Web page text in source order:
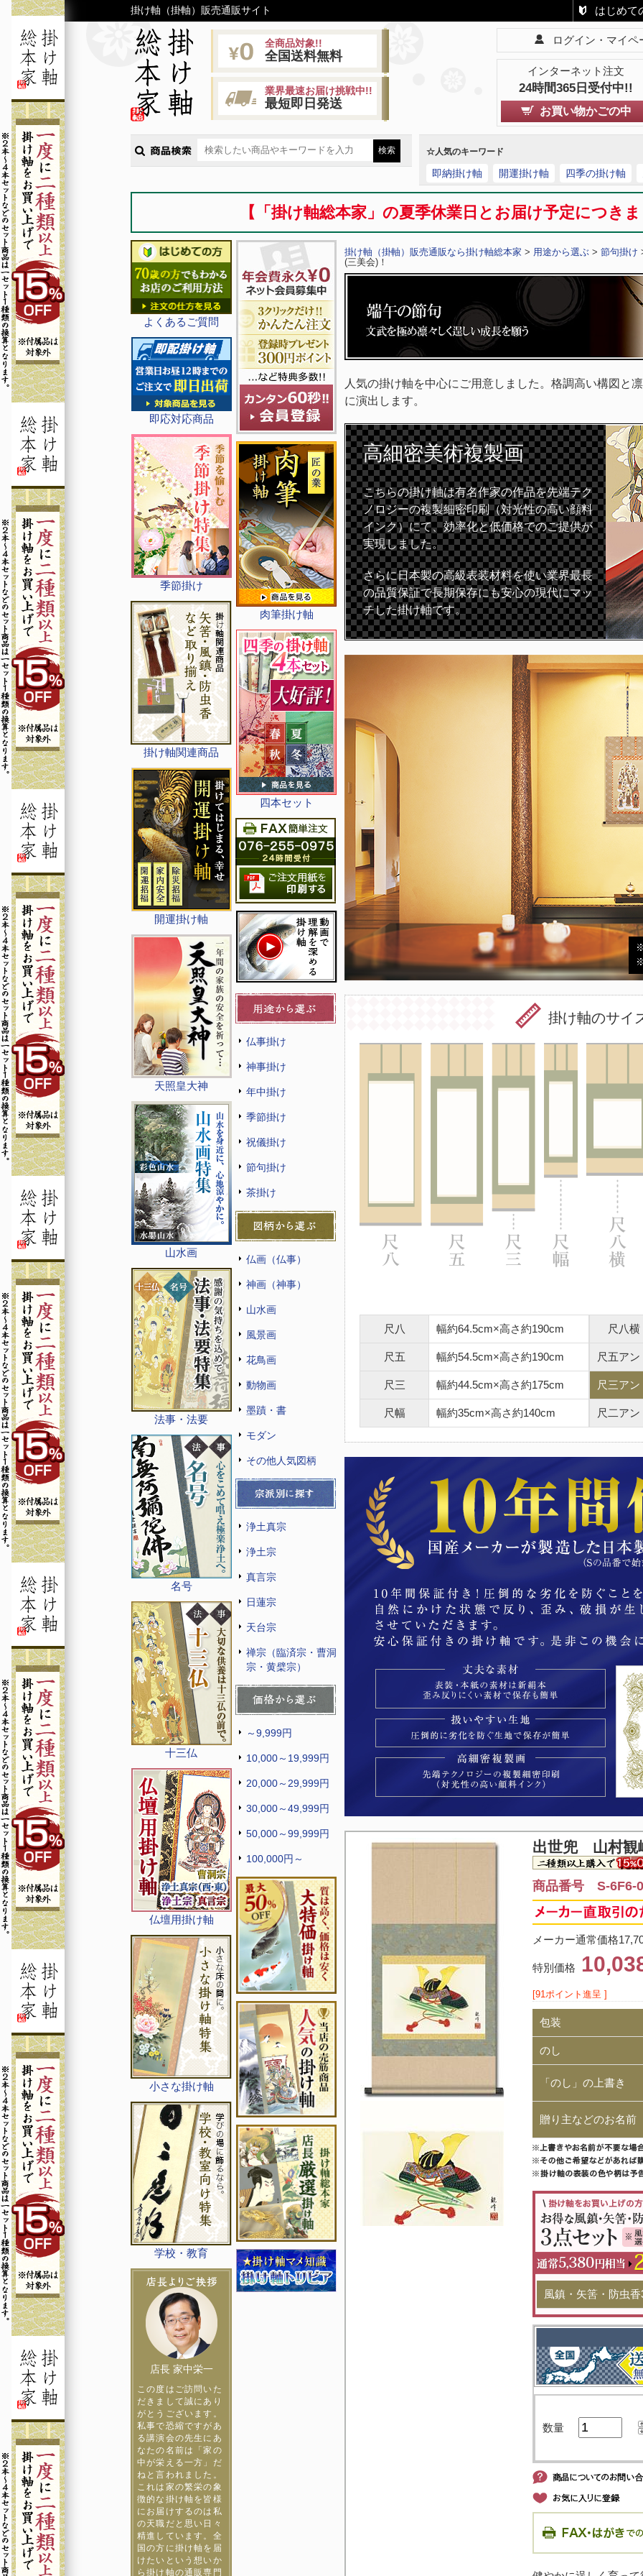
掛け軸（掛軸）販売通販サイト はじめて
全商品対象!!
全国送料無料
業界最速お届け挑戦中!!
最短即日発送
ログイン・マイペ
インターネット注文
24時間365日受付中!!
お買い物かごの中
☆人気のキーワード
即納掛け軸 開運掛け軸 四季の掛け軸
【「掛け軸総本家」の夏季休業日とお届け予定につ
よくあるご質問
即応対応商品
季節掛け
掛け軸関連商品
開運掛け軸
天照皇大神
山水画
法事・法要
名号
十三仏
仏壇用掛け軸
小さな掛け軸
学校・教育
店長 家中栄一
この度はご訪問いた
だきまして誠にあり
がとうございます。
私事で恐縮ですがあ
る講演会の先生にあ
なたの名前は「家の
中が栄える一方」だ
ねと言われました。
これは家の繁栄の象
徴的な掛け軸を皆様
にお届けするのは私
の天職だと思い日々
精進しています。全
国の方に掛け軸を届
けたいという想いか
ら掛け軸の通販専門
肉筆掛け軸
四本セット
仏事掛け
神事掛け
年中掛け
季節掛け
祝儀掛け
節句掛け
茶掛け
仏画（仏事）
神画（神事）
山水画
風景画
花鳥画
動物画
墨蹟・書
モダン
その他人気図柄
浄土真宗
浄土宗
真言宗
日蓮宗
天台宗
禅宗（臨済宗・曹洞
宗・黄檗宗）
～9,999円
10,000～19,999円
20,000～29,999円
30,000～49,999円
50,000～99,999円
100,000円～
掛け軸（掛軸）販売通販なら掛け軸総本家 > 用途から選ぶ > 節句掛け
(三美会)！
人気の掛け軸を中心にご用意しました。格調高い構図と
に演出します。
高細密美術複製画
こちらの掛け軸は有名作家の作品を先端テク
ノロジーの複製細密印刷（対光性の高い顔料
インク）にて、効率化と低価格でのご提供が
実現しました。
さらに日本製の高級表装材料を使い業界最長
の品質保証で長期保存にも安心の現代にマッ
チした掛け軸です。
掛け軸のサイ
尺八 幅約64.5cm×高さ約190cm
尺五 幅約54.5cm×高さ約190cm
尺三 幅約44.5cm×高さ約175cm
尺幅 幅約35cm×高さ約140cm
尺八横
尺五アン
尺三アン
尺二アン
出世兜 山村観
商品番号 S-6F6-
メーカー通常価格
特別価格
[91ポイント進呈 ]
包装
のし
「のし」の上書き
贈り主などのお名前
風鎮・矢筈・防虫
数量